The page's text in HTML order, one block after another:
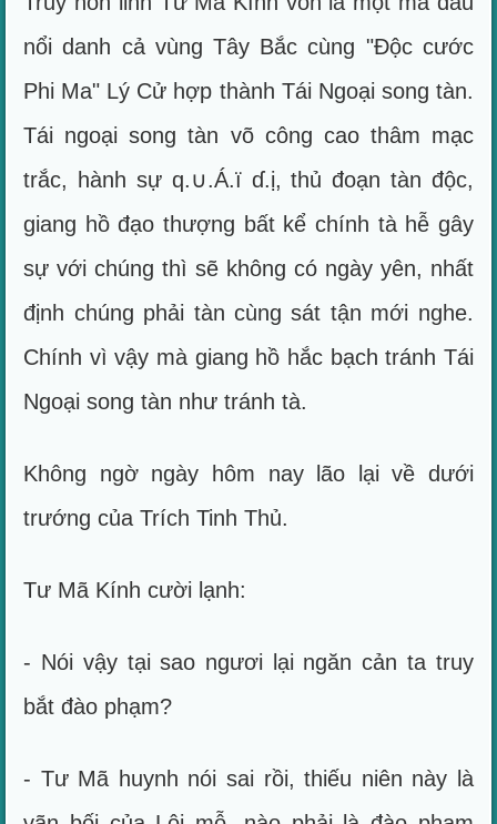
nổi danh cả vùng Tây Bắc cùng "Độc cước
Phi Ma" Lý Cử hợp thành Tái Ngoại song tàn.
Tái ngoại song tàn võ công cao thâm mạc
trắc, hành sự q.∪.Á.ï ɗ.ị, thủ đoạn tàn độc,
giang hồ đạo thượng bất kể chính tà hễ gây
sự với chúng thì sẽ không có ngày yên, nhất
định chúng phải tàn cùng sát tận mới nghe.
Chính vì vậy mà giang hồ hắc bạch tránh Tái
Ngoại song tàn như tránh tà.
Không ngờ ngày hôm nay lão lại về dưới
trướng của Trích Tinh Thủ.
Tư Mã Kính cười lạnh:
- Nói vậy tại sao ngươi lại ngăn cản ta truy
bắt đào phạm?
- Tư Mã huynh nói sai rồi, thiếu niên này là